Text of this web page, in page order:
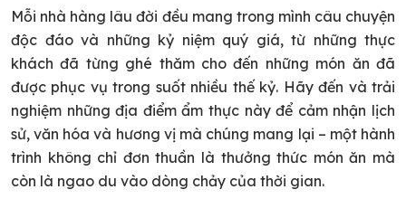
Mỗi nhà hàng lâu đời đều mang trong mình câu chuyện
độc đáo và những kỷ niệm quý giá, từ những thực
khách đã từng ghé thăm cho đến những món ăn đã
được phục vụ trong suốt nhiều thế kỷ. Hãy đến và trải
nghiệm những địa điểm ẩm thực này để cảm nhận lịch
sử, văn hóa và hương vị mà chúng mang lại – một hành
trình không chỉ đơn thuần là thưởng thức món ăn mà
còn là ngao du vào dòng chảy của thời gian.